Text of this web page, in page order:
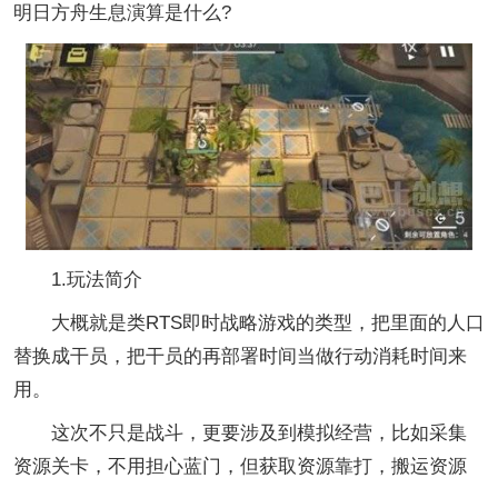
明日方舟生息演算是什么?
1.玩法简介
大概就是类RTS即时战略游戏的类型，把里面的人口
替换成干员，把干员的再部署时间当做行动消耗时间来
用。
这次不只是战斗，更要涉及到模拟经营，比如采集
资源关卡，不用担心蓝门，但获取资源靠打，搬运资源